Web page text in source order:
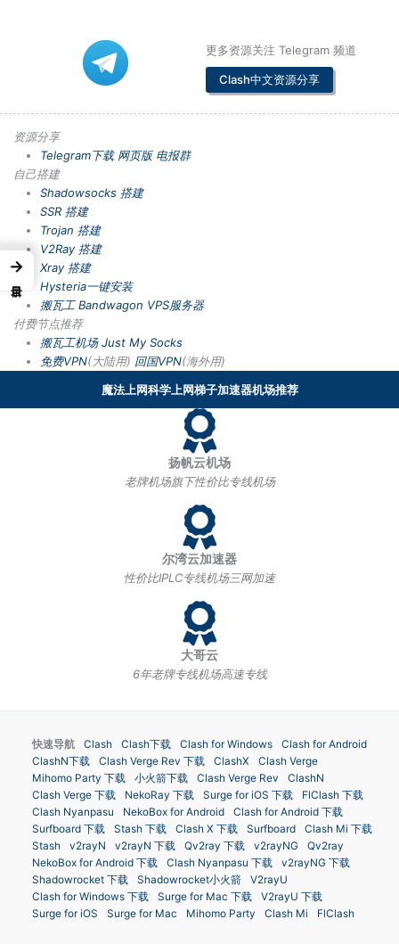
更多资源关注 Telegram 频道
Clash中文资源分享
资源分享
Telegram下载 网页版 电报群
自己搭建
Shadowsocks 搭建
SSR 搭建
Trojan 搭建
V2Ray 搭建
Xray 搭建
Hysteria一键安装
搬瓦工 Bandwagon VPS服务器
付费节点推荐
搬瓦工机场 Just My Socks
免费VPN(大陆用) 回国VPN(海外用)
魔法上网科学上网梯子加速器机场推荐
扬帆云机场
老牌机场旗下性价比专线机场
尔湾云加速器
性价比IPLC专线机场三网加速
大哥云
6年老牌专线机场高速专线
快速导航 Clash Clash下载 Clash for Windows
Clash for Android
ClashN下载
Clash Verge Rev 下载 ClashX
Clash Verge
Mihomo Party 下载
小火箭下载 Clash Verge Rev
ClashN
Clash Verge 下载
NekoRay 下载 Surge for iOS 下载
FlClash 下载
Clash Nyanpasu
NekoBox for Android
Clash for Android 下载
Surfboard 下载
Stash 下载 Clash X 下载 Surfboard
Clash Mi 下载
Stash
v2rayN v2rayN 下载 Qv2ray 下载 v2rayNG
Qv2ray
NekoBox for Android 下载
Clash Nyanpasu 下载
v2rayNG 下载
Shadowrocket 下载
Shadowrocket小火箭
V2rayU
Clash for Windows 下载
Surge for Mac 下载
V2rayU 下载
Surge for iOS
Surge for Mac Mihomo Party Clash Mi FlClash
→